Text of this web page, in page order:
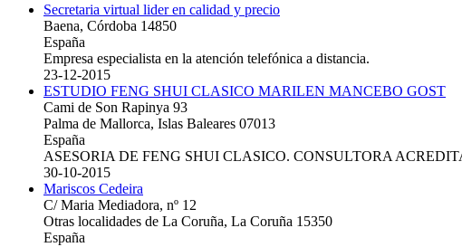
Secretaria virtual lider en calidad y precio
Baena, Córdoba 14850
España
Empresa especialista en la atención telefónica a distancia.
23-12-2015
ESTUDIO FENG SHUI CLASICO MARILEN MANCEBO GOST
Cami de Son Rapinya 93
Palma de Mallorca, Islas Baleares 07013
España
ASESORIA DE FENG SHUI CLASICO. CONSULTORA
30-10-2015
Mariscos Cedeira
C/ Maria Mediadora, nº 12
Otras localidades de La Coruña, La Coruña 15350
España